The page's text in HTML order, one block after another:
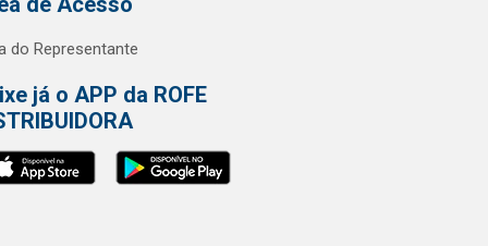
do Representante
já o APP da ROFE